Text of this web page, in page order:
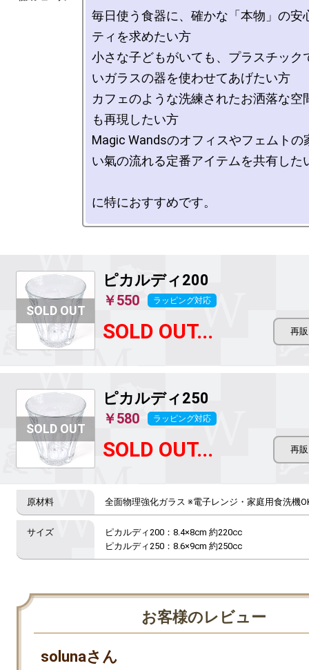
毎日使う食器に、確かな「本物」の安
ティを求めたい方
小さな子どもがいても、プラスチック
いガラスの器を使わせてあげたい方
カフェのような洗練されたお洒落な空
も再現したい方
Magic Wandsのオフィスやフェムトの
い氣の流れる定番アイテムを共有した
ピカルディ200
￥550 ラッピング対応
SOLD OUT...
ピカルディ250
￥580 ラッピング対応
SOLD OUT...
全面物理強化ガラス ※電子レンジ・家庭用食洗機
ピカルディ200：8.4×8cm 約220cc
お客様のレビュー
solunaさん